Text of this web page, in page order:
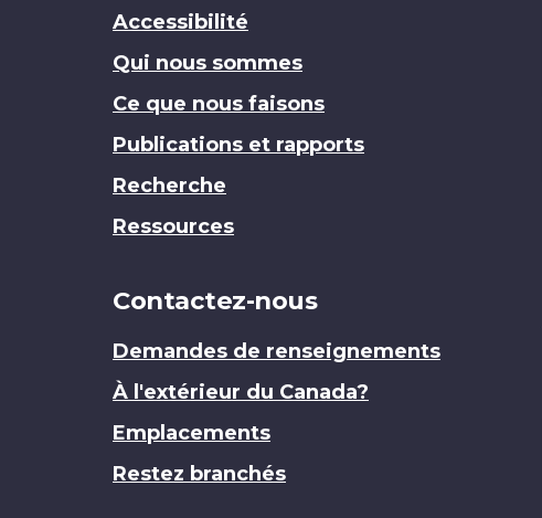
Accessibilité
Qui nous sommes
Ce que nous faisons
Publications et rapports
Recherche
Ressources
Contactez-nous
Demandes de renseignements
À l'extérieur du Canada?
Emplacements
Restez branchés